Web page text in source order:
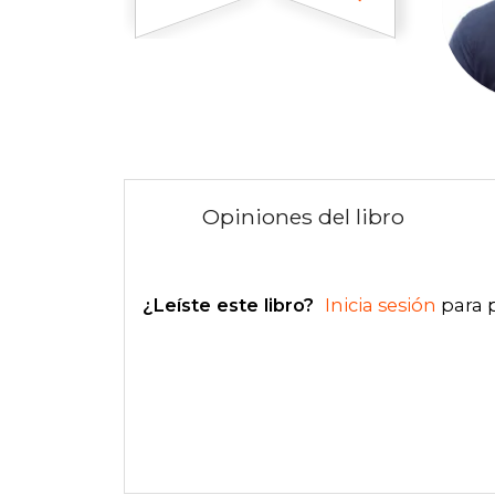
Opiniones del libro
¿Leíste este libro? Inicia sesión para